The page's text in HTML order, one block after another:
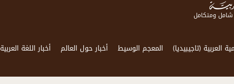
ومتكامل
العربية (تاجيبيديا) المعجم الوسيط أخبار حول العالم أخبار اللغة العربية